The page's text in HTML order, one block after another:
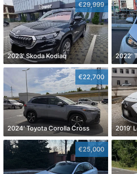
€29,999
2023' Skoda Kodiaq 2022'
€22,700
2024' Toyota Corolla Cross 2019'
€25,000